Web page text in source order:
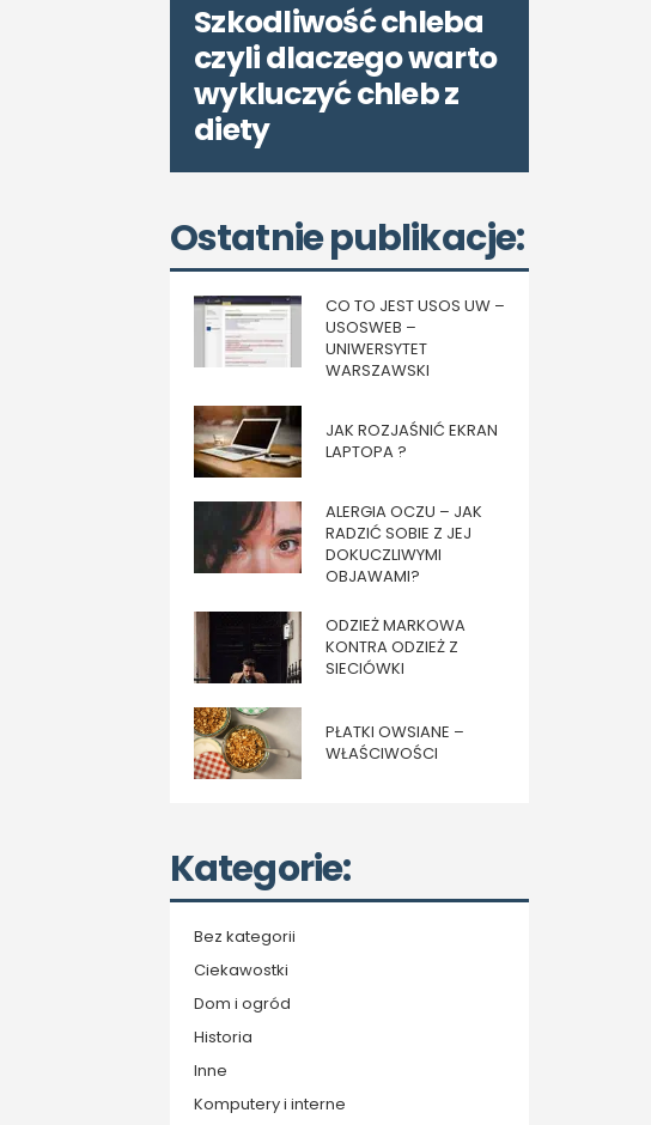
Szkodliwość chleba
czyli dlaczego warto
wykluczyć chleb z
diety
Ostatnie publikacje:
CO TO JEST USOS UW –
USOSWEB –
UNIWERSYTET
WARSZAWSKI
JAK ROZJAŚNIĆ EKRAN
LAPTOPA ?
ALERGIA OCZU – JAK
RADZIĆ SOBIE Z JEJ
DOKUCZLIWYMI
OBJAWAMI?
ODZIEŻ MARKOWA
KONTRA ODZIEŻ Z
SIECIÓWKI
PŁATKI OWSIANE –
WŁAŚCIWOŚCI
Kategorie:
Bez kategorii
Ciekawostki
Dom i ogród
Historia
Inne
Komputery i interne